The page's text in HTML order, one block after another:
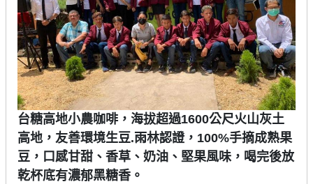
台糖高地小農咖啡，海拔超過1600公尺火山灰土
高地，友善環境生豆.雨林認證，100%手摘成熟果
豆，口感甘甜、香草、奶油、堅果風味，喝完後放
乾杯底有濃郁黑糖香。